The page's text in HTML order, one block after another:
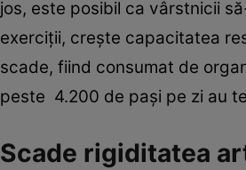
jos, este posibil ca vârstnicii
exerciții, crește capacitatea
scade, fiind consumat de
peste 4.200 de pași pe zi au
Scade rigiditatea